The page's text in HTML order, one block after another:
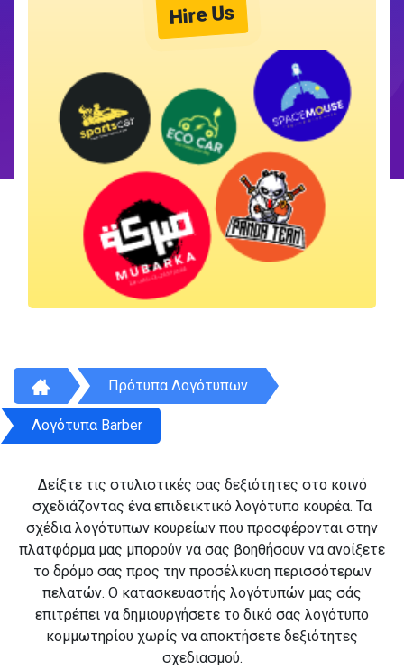
Hire Us
Πρότυπα Λογότυπων
Λογότυπα Barber
Δείξτε τις στυλιστικές σας δεξιότητες στο κοινό
σχεδιάζοντας ένα επιδεικτικό λογότυπο κουρέα. Τα
σχέδια λογότυπων κουρείων που προσφέρονται στην
πλατφόρμα μας μπορούν να σας βοηθήσουν να ανοίξετε
το δρόμο σας προς την προσέλκυση περισσότερων
πελατών. Ο κατασκευαστής λογότυπών μας σάς
επιτρέπει να δημιουργήσετε το δικό σας λογότυπο
κομμωτηρίου χωρίς να αποκτήσετε δεξιότητες
σχεδιασμού.